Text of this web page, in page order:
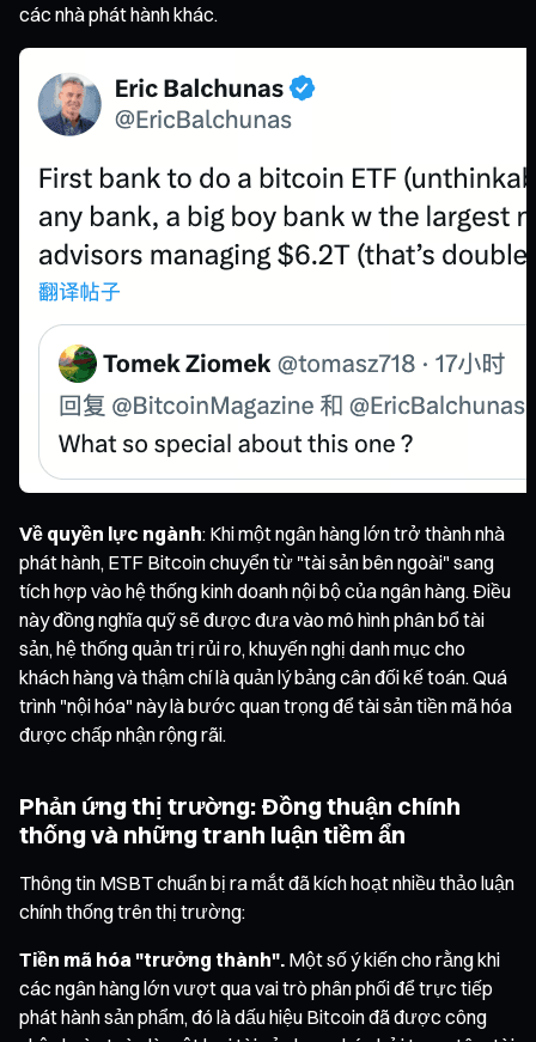
các nhà phát hành khác.
Về quyền lực ngành: Khi một ngân hàng lớn trở thành nhà
phát hành, ETF Bitcoin chuyển từ "tài sản bên ngoài" sang
tích hợp vào hệ thống kinh doanh nội bộ của ngân hàng. Điều
này đồng nghĩa quỹ sẽ được đưa vào mô hình phân bổ tài
sản, hệ thống quản trị rủi ro, khuyến nghị danh mục cho
khách hàng và thậm chí là quản lý bảng cân đối kế toán. Quá
trình "nội hóa" này là bước quan trọng để tài sản tiền mã hóa
được chấp nhận rộng rãi.
Phản ứng thị trường: Đồng thuận chính
thống và những tranh luận tiềm ẩn
Thông tin MSBT chuẩn bị ra mắt đã kích hoạt nhiều thảo luận
chính thống trên thị trường:
Tiền mã hóa "trưởng thành". Một số ý kiến cho rằng khi
các ngân hàng lớn vượt qua vai trò phân phối để trực tiếp
phát hành sản phẩm, đó là dấu hiệu Bitcoin đã được công